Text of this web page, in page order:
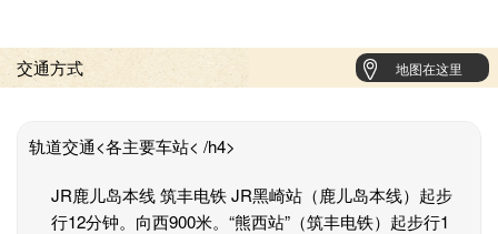
交通方式 地图在这里
轨道交通<各主要车站< /h4>
JR鹿儿岛本线 筑丰电铁 JR黑崎站（鹿儿岛本线）起步
行12分钟。向西900米。“熊西站”（筑丰电铁）起步行1